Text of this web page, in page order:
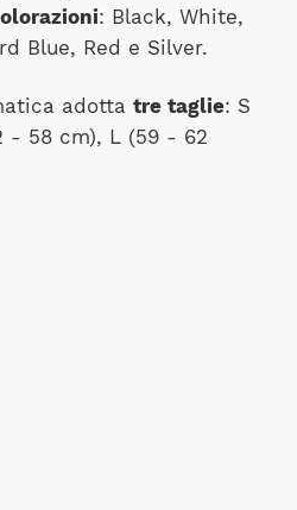
: Black, White,
Blue, Red e Silver.
adotta tre taglie: S
- 58 cm), L (59 - 62